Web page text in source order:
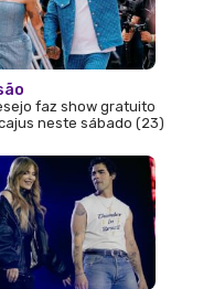
faz show gratuito
neste sábado (23)